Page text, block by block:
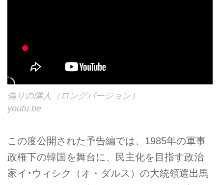
偽りの隣人（ロングバージョン）
youtu.be
この度公開された予告編では、1985年の軍事
政権下の韓国を舞台に、民主化を目指す政治
家イ･ウィシク（オ・ダルス）の大統領選出馬